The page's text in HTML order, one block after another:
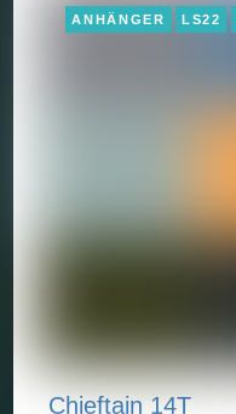
ANHÄNGER LS22
Chieftain 14T